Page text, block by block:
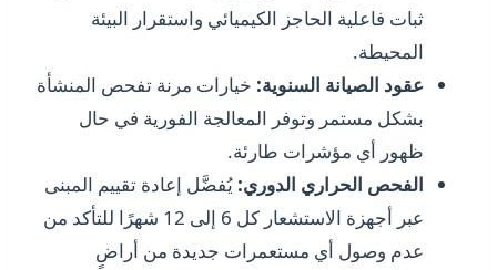
ثبات فاعلية الحاجز الكيميائي واستقرار البيئة
المحيطة.
عقود الصيانة السنوية: خيارات مرنة تفحص المنشأة
بشكل مستمر وتوفر المعالجة الفورية في حال
ظهور أي مؤشرات طارئة.
الفحص الحراري الدوري: يُفضَّل إعادة تقييم المبنى
عبر أجهزة الاستشعار كل 6 إلى 12 شهرًا للتأكد من
عدم وصول أي مستعمرات جديدة من أراضٍ